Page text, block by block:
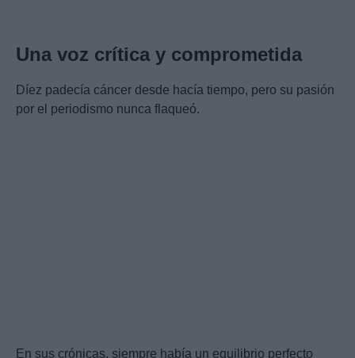
Una voz crítica y comprometida
Díez padecía cáncer desde hacía tiempo, pero su pasión
por el periodismo nunca flaqueó.
En sus crónicas, siempre había un equilibrio perfecto